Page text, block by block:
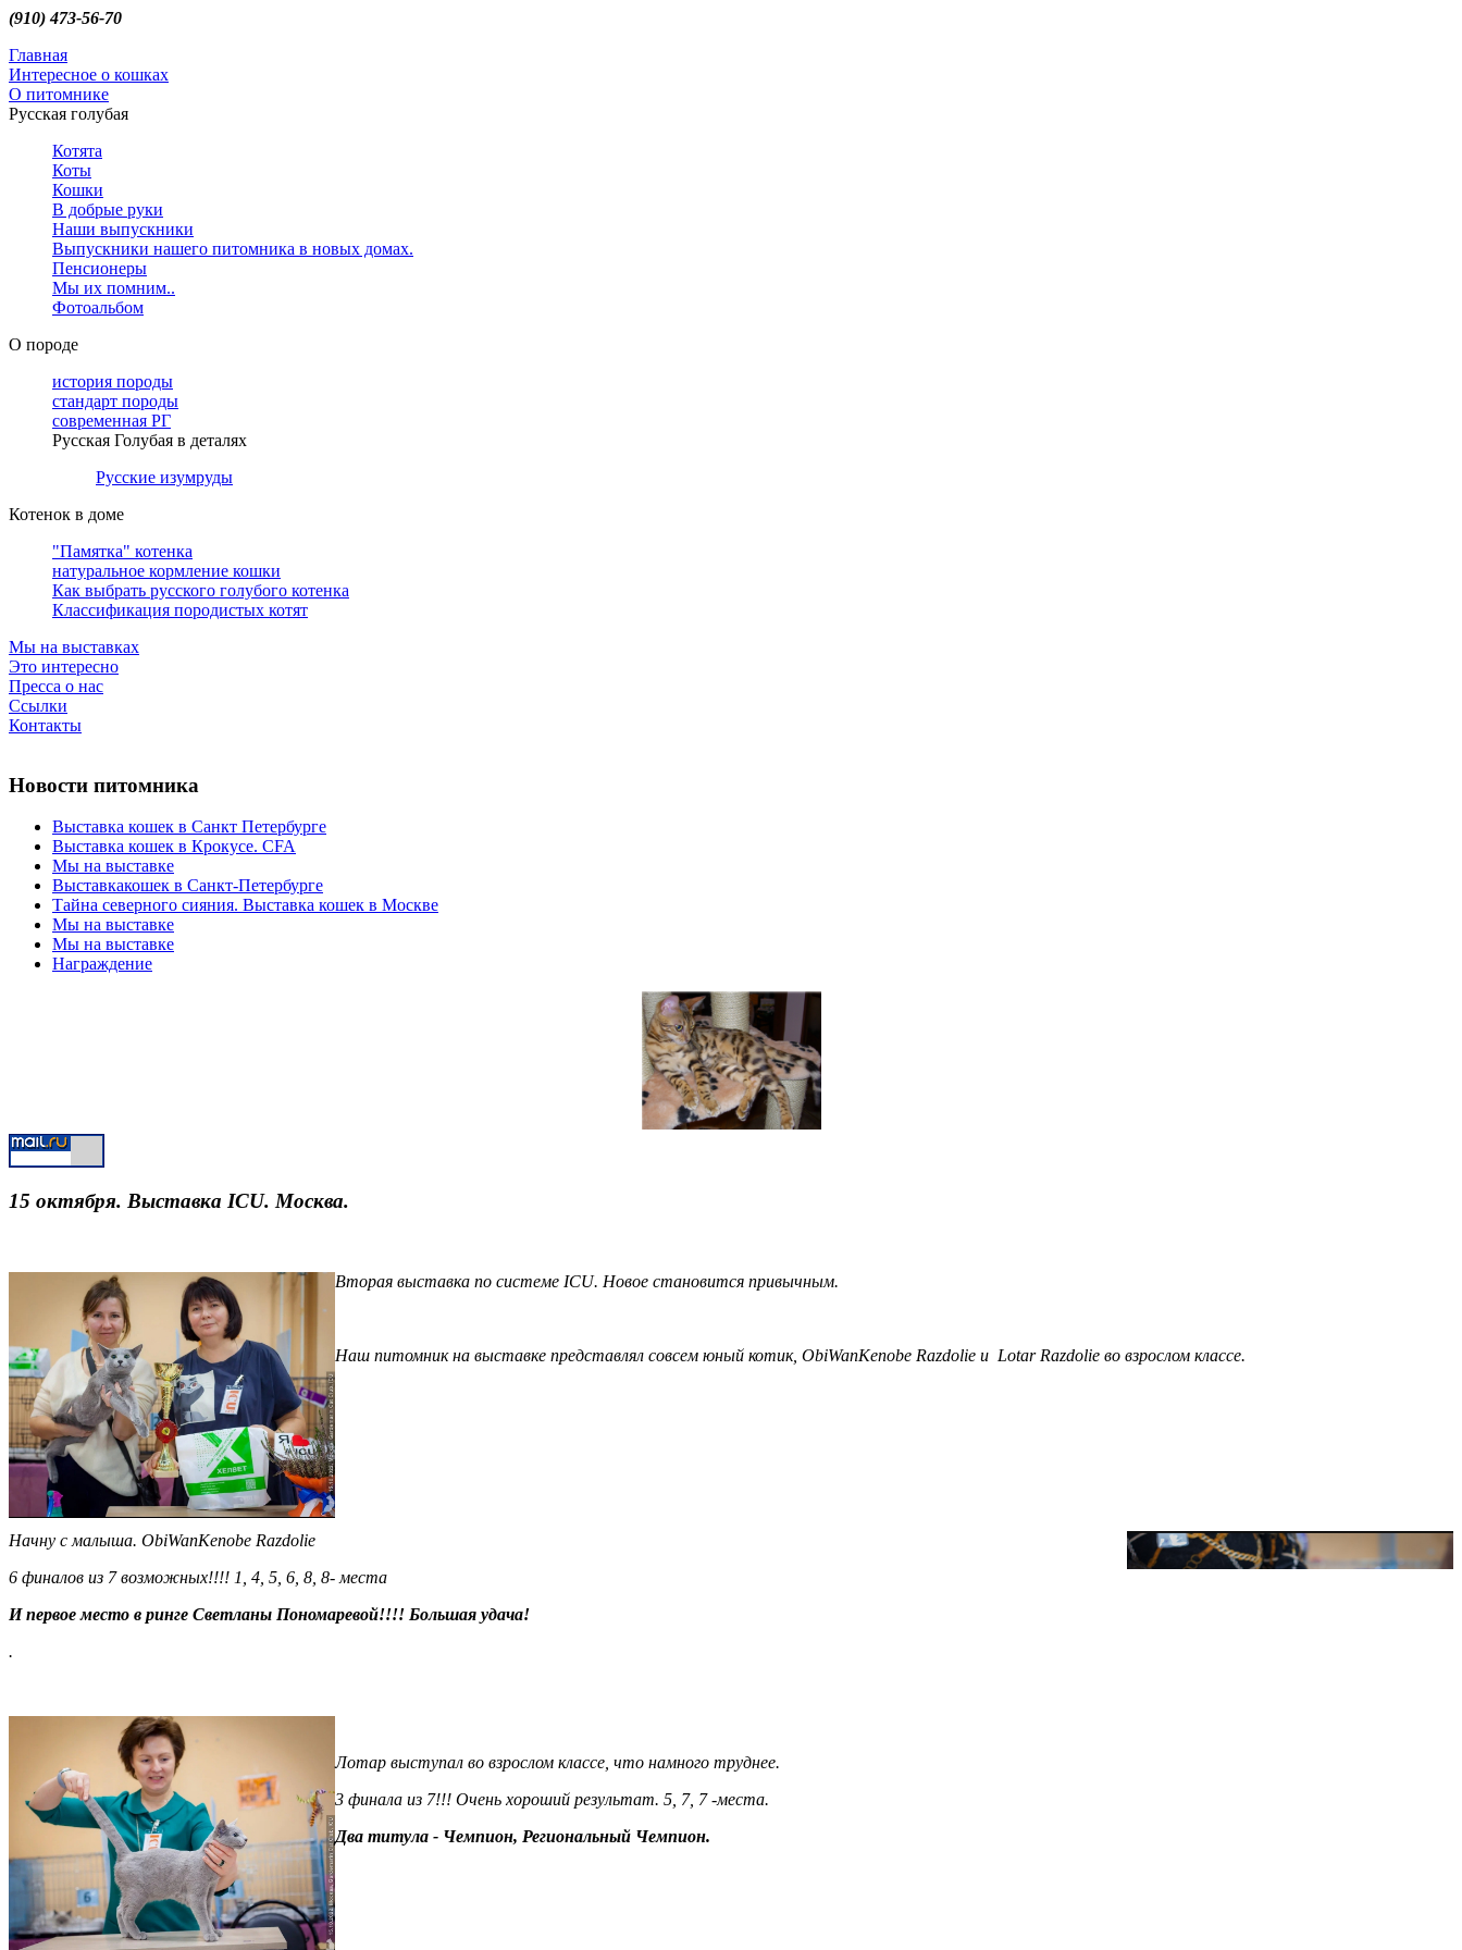
(910) 473-56-70
Главная
Интересное о кошках
О питомнике
Русская голубая
Котята
Коты
Кошки
В добрые руки
Наши выпускники
Выпускники нашего питомника в новых домах.
Пенсионеры
Мы их помним..
Фотоальбом
О породе
история породы
стандарт породы
современная РГ
Русская Голубая в деталях
Русские изумруды
Котенок в доме
"Памятка" котенка
натуральное кормление кошки
Как выбрать русского голубого котенка
Классификация породистых котят
Мы на выставках
Это интересно
Пресса о нас
Ссылки
Контакты
Новости питомника
Выставка кошек в Санкт Петербурге
Выставка кошек в Крокусе. CFA
Мы на выставке
Выставкакошек в Санкт-Петербурге
Тайна северного сияния. Выставка кошек в Москве
Мы на выставке
Мы на выставке
Награждение
15 октября. Выставка ICU. Москва.
Вторая выставка по системе ICU. Новое становится привычным.
Наш питомник на выставке представлял совсем юный котик, ObiWanKenobe Razdolie и Lotar Razdolie во взрослом классе.
Начну с малыша. ObiWanKenobe Razdolie
6 финалов из 7 возможных!!!! 1, 4, 5, 6, 8, 8- места
И первое место в ринге Светланы Пономаревой!!!! Большая удача!
.
Лотар выступал во взрослом классе, что намного труднее.
3 финала из 7!!! Очень хороший результат. 5, 7, 7 -места.
Два титула - Чемпион, Региональный Чемпион.